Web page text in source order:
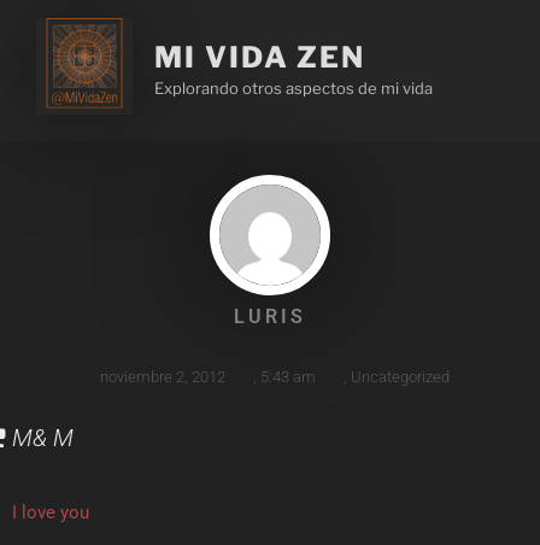
MI VIDA ZEN
Explorando otros aspectos de mi vida
LURIS
noviembre 2, 2012 5:43 am Uncategorized
M& M
I love you